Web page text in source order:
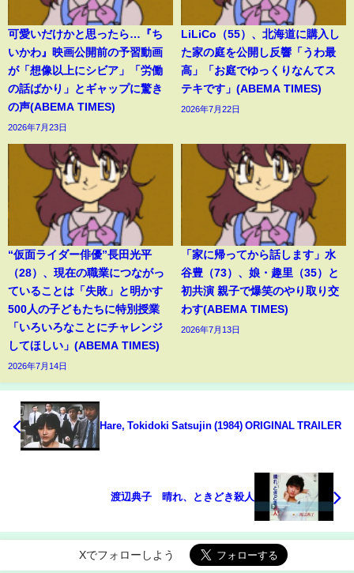
可愛いだけかと思ったら…『ち
いかわ』映画公開前の予習動画
が「想像以上にシビア」「労働
の話ばかり」とギャップに驚き
の声(ABEMA TIMES)
2026年7月23日
LiLiCo（55）、北海道に購入し
た家の庭を公開し反響「うわ最
高」「お庭でゆっくりなんてス
テキです」(ABEMA TIMES)
2026年7月22日
“仮面ライダー俳優”長田光平
（28）、現在の職業につながっ
ていることは「失敗」と明かす
500人の子どもたちに特別授業
「いろいろなことにチャレンジ
してほしい」(ABEMA TIMES)
2026年7月14日
「家に帰ってから話します」水
谷豊（73）、娘・趣里（35）と
初共演 親子で爆笑のやり取り交
わす(ABEMA TIMES)
2026年7月13日
Hare, Tokidoki Satsujin (1984) ORIGINAL TRAILER
渡辺典子 晴れ、ときどき殺人
Xでフォローしよう